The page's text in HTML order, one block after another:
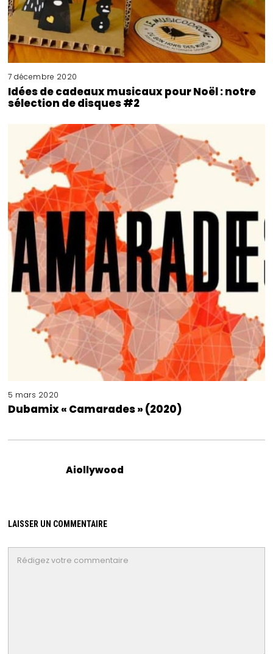
7 décembre 2020
Idées de cadeaux musicaux pour Noël : notre
sélection de disques #2
5 mars 2020
Dubamix « Camarades » (2020)
Aiollywood
LAISSER UN COMMENTAIRE